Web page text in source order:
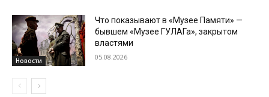
Новости
Что показывают в «Музее Памяти» —
бывшем «Музее ГУЛАГа», закрытом
властями
05.08.2026